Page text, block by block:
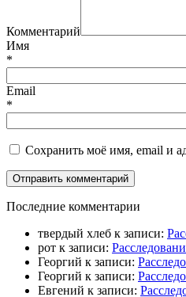
Комментарий
Имя
*
Email
*
Сохранить моё имя, email и
Последние комментарии
твердый хлеб к записи:
рот к записи:
Георгий к записи:
Георгий к записи:
Евгений к записи: